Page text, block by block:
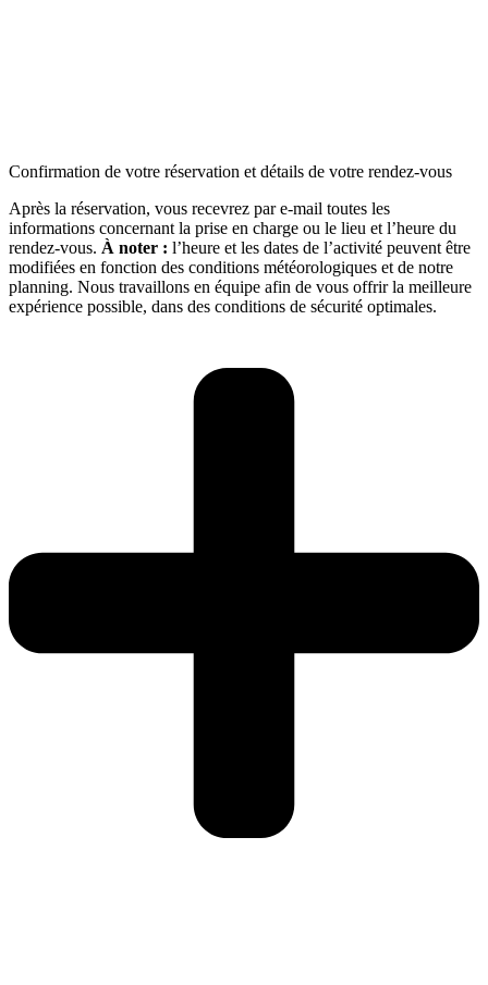
Confirmation de votre réservation et détails de votre rendez-vous
Après la réservation, vous recevrez par e-mail toutes les
informations concernant la prise en charge ou le lieu et l’heure du
rendez-vous. À noter : l’heure et les dates de l’activité peuvent être
modifiées en fonction des conditions météorologiques et de notre
planning. Nous travaillons en équipe afin de vous offrir la meilleure
expérience possible, dans des conditions de sécurité optimales.